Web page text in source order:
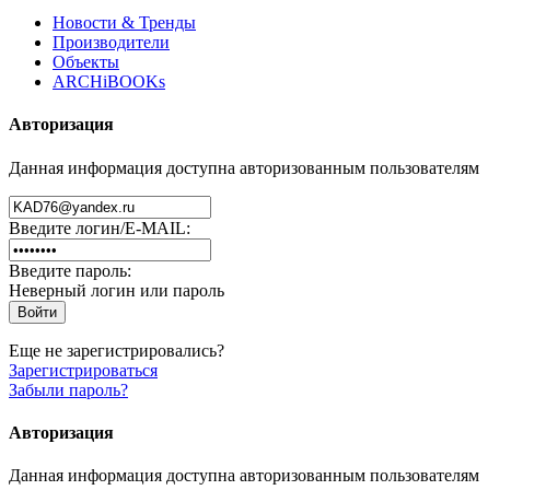
Новости & Тренды
Производители
Объекты
ARCHiBOOKs
Авторизация
Данная информация доступна авторизованным пользователям
Введите логин/E-MAIL:
Введите пароль:
Неверный логин или пароль
Еще не зарегистрировались?
Зарегистрироваться
Забыли пароль?
Авторизация
Данная информация доступна авторизованным пользователям